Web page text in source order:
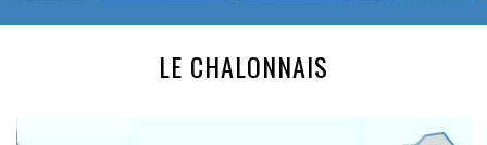
LE CHALONNAIS